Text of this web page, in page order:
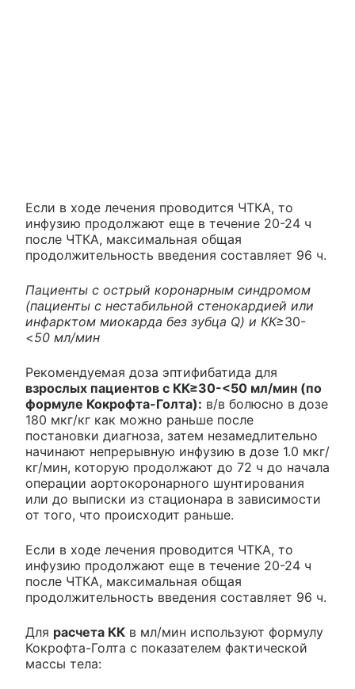
Если в ходе лечения проводится ЧТКА, то
инфузию продолжают еще в течение 20-24 ч
после ЧТКА, максимальная общая
продолжительность введения составляет 96 ч.
Пациенты с острый коронарным синдромом
(пациенты с нестабильной стенокардией или
инфарктом миокарда без зубца Q) и КК≥30-
<50 мл/мин
Рекомендуемая доза эптифибатида для
взрослых пациентов с КК≥30-<50 мл/мин (по
формуле Кокрофта-Голта): в/в болюсно в дозе
180 мкг/кг как можно раньше после
постановки диагноза, затем незамедлительно
начинают непрерывную инфузию в дозе 1.0 мкг/
кг/мин, которую продолжают до 72 ч до начала
операции аортокоронарного шунтирования
или до выписки из стационара в зависимости
от того, что происходит раньше.
Если в ходе лечения проводится ЧТКА, то
инфузию продолжают еще в течение 20-24 ч
после ЧТКА, максимальная общая
продолжительность введения составляет 96 ч.
Для расчета КК в мл/мин используют формулу
Кокрофта-Голта с показателем фактической
массы тела: